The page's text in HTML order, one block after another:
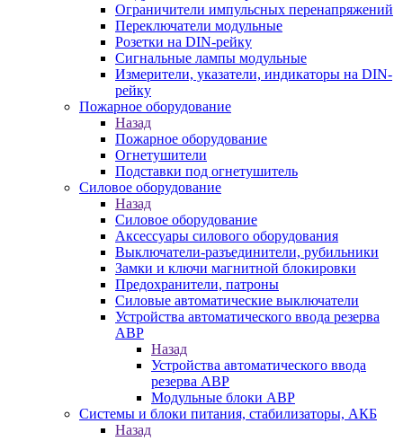
Ограничители импульсных перенапряжений
Переключатели модульные
Розетки на DIN-рейку
Сигнальные лампы модульные
Измерители, указатели, индикаторы на DIN-
рейку
Пожарное оборудование
Назад
Пожарное оборудование
Огнетушители
Подставки под огнетушитель
Силовое оборудование
Назад
Силовое оборудование
Аксессуары силового оборудования
Выключатели-разъединители, рубильники
Замки и ключи магнитной блокировки
Предохранители, патроны
Силовые автоматические выключатели
Устройства автоматического ввода резерва
АВР
Назад
Устройства автоматического ввода
резерва АВР
Модульные блоки АВР
Системы и блоки питания, стабилизаторы, АКБ
Назад